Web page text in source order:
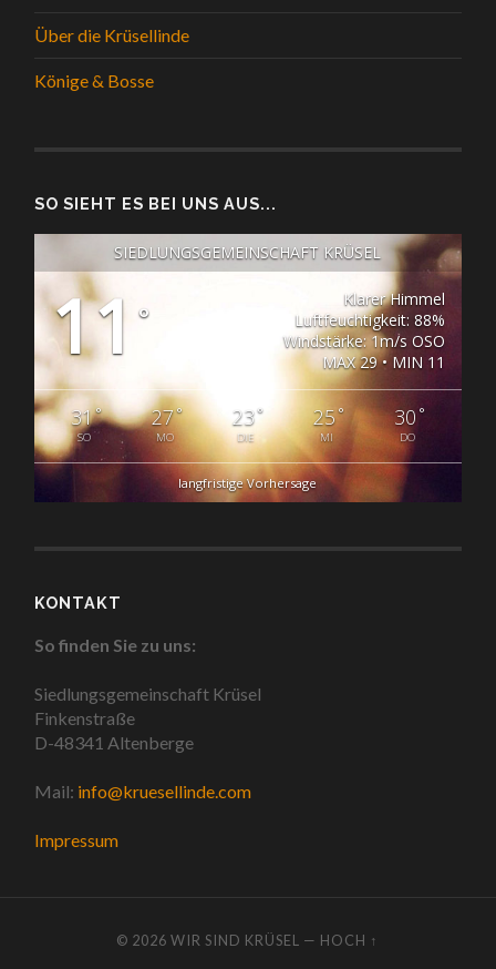
Über die Krüsellinde
Könige & Bosse
SO SIEHT ES BEI UNS AUS...
SIEDLUNGSGEMEINSCHAFT KRÜSEL
11 °
Klarer Himmel
Luftfeuchtigkeit: 88%
Windstärke: 1m/s OSO
MAX 29 • MIN 11
31°
SO
27°
MO
23°
DIE
25°
MI
30 °
DO
langfristige Vorhersage
KONTAKT
So finden Sie zu uns:
Siedlungsgemeinschaft Krüsel
Finkenstraße
D-48341 Altenberge
Mail: info@kruesellinde.com
Impressum
© 2026WIR SIND KRÜSEL — HOCH ↑